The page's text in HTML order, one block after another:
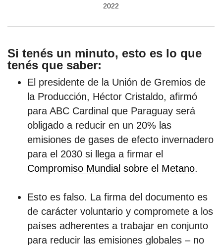
por formato
timeline
chequeo
descargables
2022
Si tenés un minuto, esto es lo que
tenés que saber:
El presidente de la Unión de Gremios de
la Producción, Héctor Cristaldo, afirmó
para ABC Cardinal que Paraguay será
obligado a reducir en un 20% las
emisiones de gases de efecto invernadero
para el 2030 si llega a firmar el
Compromiso Mundial sobre el Metano.
Esto es falso. La firma del documento es
de carácter voluntario y compromete a los
países adherentes a trabajar en conjunto
para reducir las emisiones globales – no